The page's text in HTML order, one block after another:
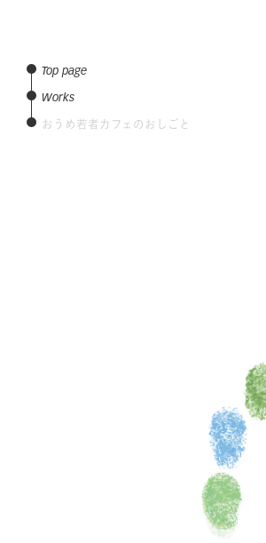
Top page
Works
おうめ若者カフェのおしごと